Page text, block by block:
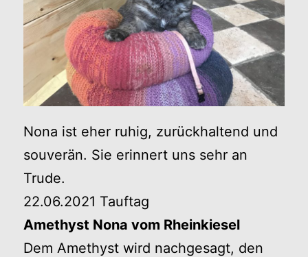
Nona ist eher ruhig, zurückhaltend und
souverän. Sie erinnert uns sehr an
Trude.
22.06.2021 Tauftag
Amethyst Nona vom Rheinkiesel
Dem Amethyst wird nachgesagt, den